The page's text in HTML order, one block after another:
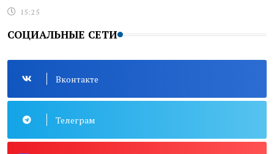
15:25
СОЦИАЛЬНЫЕ СЕТИ
Вконтакте
Телеграм